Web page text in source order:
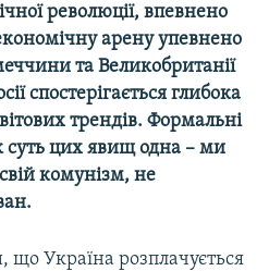
революції, впевнено
арену упевнено
та Великобританії
спостерігається глибока
трендів. Формальні
суть цих явищ одна – ми
комунізм, не
Україна розплачується